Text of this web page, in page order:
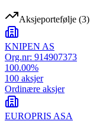
Aksjeportefølje (3)
KNIPEN AS
Org.nr: 914907373
100.00%
100 aksjer
Ordinære aksjer
EUROPRIS ASA